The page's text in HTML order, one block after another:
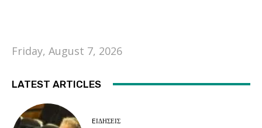
Friday, August 7, 2026
LATEST ARTICLES
EΙΔΗΣΕΙΣ